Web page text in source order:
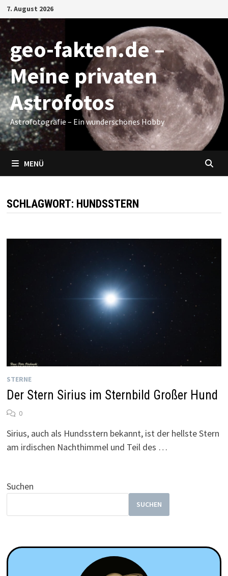
Zum
Inhalt
springen
7. August 2026
geo-fakten.de –
Meine privaten
Astrofotos
Astrofotografie – Ein wunderschönes Hobby
MENÜ
SCHLAGWORT: HUNDSSTERN
STERNE
Der Stern Sirius im Sternbild Großer Hund
0
Sirius, auch als Hundsstern bekannt, ist der hellste Stern
am irdischen Nachthimmel und Teil des …
Suchen
SUCHEN